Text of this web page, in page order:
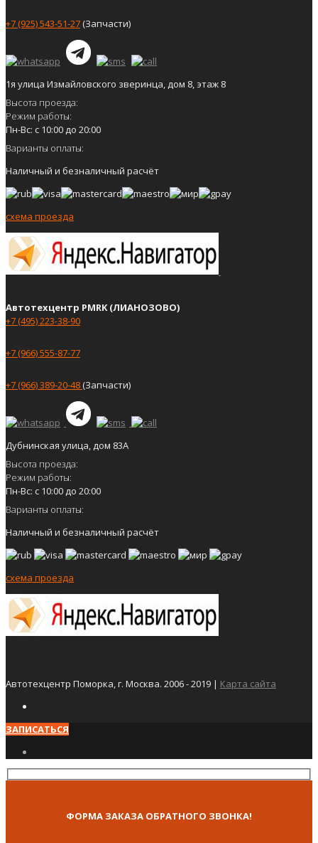
+7 (925) 543-51-27(Запчасти)
1я улица Измайловского зверинца, дом 8, этаж 8
Высота проезда:
Режим работы:
Пн-Вс: с 10:00 до 20:00
Варианты оплаты:
Наличный и безналичный расчёт
схема проезда
Автотехцентр PMRK (ЛИАНОЗОВО)
+7 (495) 223-38-90
+7 (966) 555-87-77
+7 (966) 389-20-48(Запчасти)
Дубнинская улица, дом 83А
Высота проезда:
Режим работы:
Пн-Вс: с 10:00 до 20:00
Варианты оплаты:
Наличный и безналичный расчёт
схема проезда
Автотехцентр Поморка, г. Москва. 2006 - 2019 | Карта сайта
ЗАПИСАТЬСЯ
ФОРМА ЗАКАЗА ОБРАТНОГО ЗВОНКА!